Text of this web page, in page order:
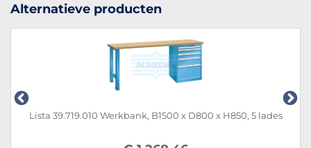
Alternatieve producten
Lista 39.719.010 Werkbank, B1500 x D800 x H850, 5 lades